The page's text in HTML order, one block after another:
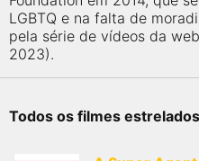
LGBTQ e na falta de
pela série de vídeos da
2023).
Todos os filmes